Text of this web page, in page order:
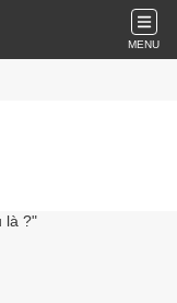
MENU